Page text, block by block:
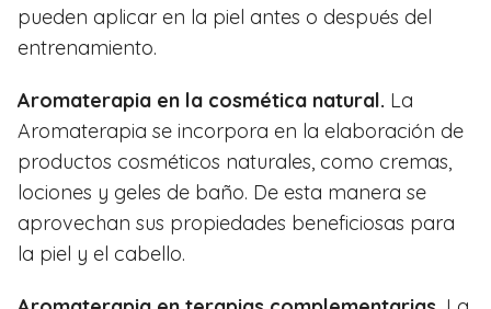
pueden aplicar en la piel antes o después del
entrenamiento.
Aromaterapia en la cosmética natural. La
Aromaterapia se incorpora en la elaboración de
productos cosméticos naturales, como cremas,
lociones y geles de baño. De esta manera se
aprovechan sus propiedades beneficiosas para
la piel y el cabello.